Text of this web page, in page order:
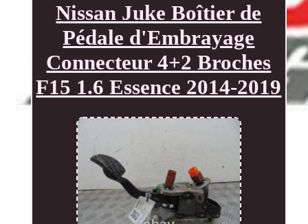
Nissan Juke Boîtier de
Pédale d'Embrayage
Connecteur 4+2 Broches
F15 1.6 Essence 2014-2019